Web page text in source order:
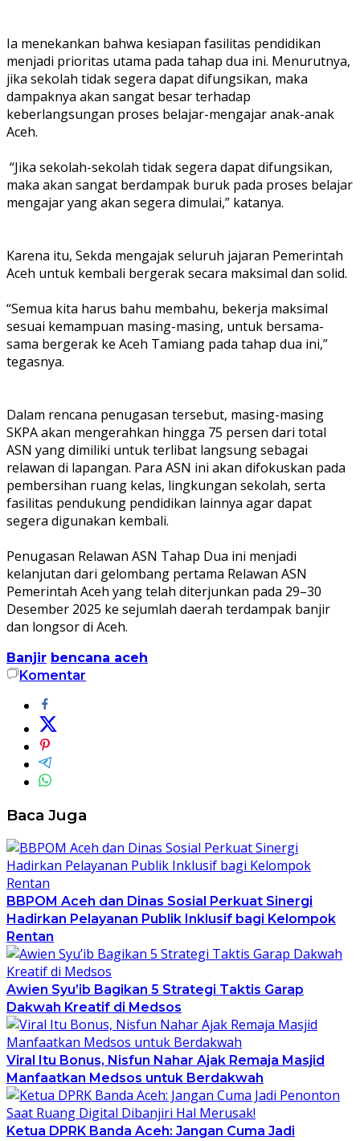
‎Ia menekankan bahwa kesiapan fasilitas pendidikan
menjadi prioritas utama pada tahap dua ini. Menurutnya,
jika sekolah tidak segera dapat difungsikan, maka
dampaknya akan sangat besar terhadap
keberlangsungan proses belajar-mengajar anak-anak
Aceh.
‎ “Jika sekolah-sekolah tidak segera dapat difungsikan,
maka akan sangat berdampak buruk pada proses belajar
mengajar yang akan segera dimulai,” katanya.
‎Karena itu, Sekda mengajak seluruh jajaran Pemerintah
Aceh untuk kembali bergerak secara maksimal dan solid.
‎“Semua kita harus bahu membahu, bekerja maksimal
sesuai kemampuan masing-masing, untuk bersama-
sama bergerak ke Aceh Tamiang pada tahap dua ini,”
tegasnya.
‎Dalam rencana penugasan tersebut, masing-masing
SKPA akan mengerahkan hingga 75 persen dari total
ASN yang dimiliki untuk terlibat langsung sebagai
relawan di lapangan. Para ASN ini akan difokuskan pada
pembersihan ruang kelas, lingkungan sekolah, serta
fasilitas pendukung pendidikan lainnya agar dapat
segera digunakan kembali.
‎Penugasan Relawan ASN Tahap Dua ini menjadi
kelanjutan dari gelombang pertama Relawan ASN
Pemerintah Aceh yang telah diterjunkan pada 29–30
Desember 2025 ke sejumlah daerah terdampak banjir
dan longsor di Aceh.
Banjir bencana aceh
Komentar
Baca Juga
BBPOM Aceh dan Dinas Sosial Perkuat Sinergi
Hadirkan Pelayanan Publik Inklusif bagi Kelompok
Rentan
Awien Syu’ib Bagikan 5 Strategi Taktis Garap
Dakwah Kreatif di Medsos
Viral Itu Bonus, Nisfun Nahar Ajak Remaja Masjid
Manfaatkan Medsos untuk Berdakwah
Ketua DPRK Banda Aceh: Jangan Cuma Jadi